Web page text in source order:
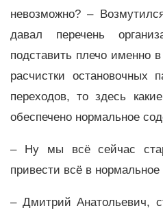
невозможно? –
давал перечень
подставить плечо именно
расчистки остановочных
переходов, то здесь
обеспечено нормальное
– Ну мы всё сейчас
привести всё в
– Дмитрий Анатольевич,